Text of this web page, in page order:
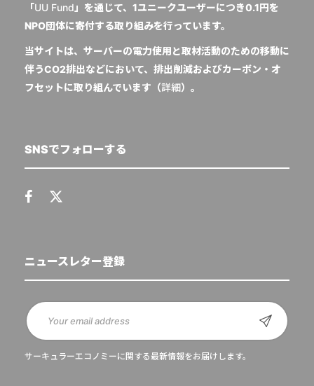
「UU Fund 」を通じて、1ユニークユーザーにつき0.1円を
NPO団体に寄付する取り組みを行っています。
当サイトは、サーバーの電力使用と取材活動のための移動に
伴うCO2排出などにおいて、排出削減およびカーボン・オ
フセットに取り組んでいます（詳細）。
SNSでフォローする
ニュースレター登録
サーキュラーエコノミーに関する最新情報をお届けします。